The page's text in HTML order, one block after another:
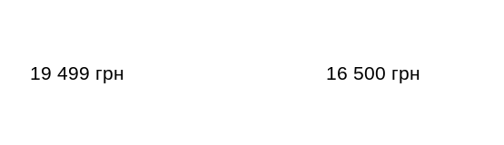
19 499 грн 16 500 грн